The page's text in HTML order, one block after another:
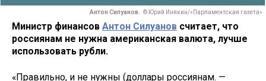
Антон Силуанов. © Юрий Инякин/«Парламентская газета»
Министр финансов Антон Силуанов считает, что
россиянам не нужна американская валюта, лучше
использовать рубли.
«Правильно, и не нужны (доллары россиянам. —